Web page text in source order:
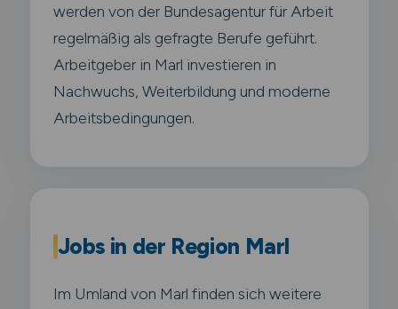
werden von der Bundesagentur für Arbeit
regelmäßig als gefragte Berufe geführt.
Arbeitgeber in Marl investieren in
Nachwuchs, Weiterbildung und moderne
Arbeitsbedingungen.
Jobs in der Region Marl
Im Umland von Marl finden sich weitere